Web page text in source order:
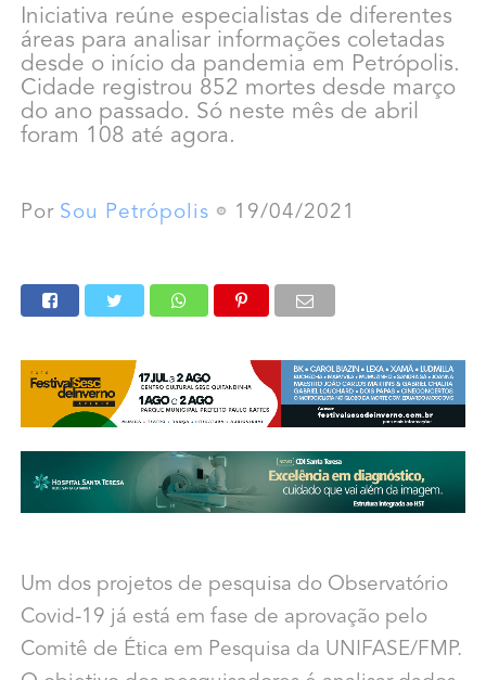
Iniciativa reúne especialistas de diferentes
áreas para analisar informações coletadas
desde o início da pandemia em Petrópolis.
Cidade registrou 852 mortes desde março
do ano passado. Só neste mês de abril
foram 108 até agora.
Por Sou Petrópolis 19/04/2021
Um dos projetos de pesquisa do Observatório
Covid-19 já está em fase de aprovação pelo
Comitê de Ética em Pesquisa da UNIFASE/FMP.